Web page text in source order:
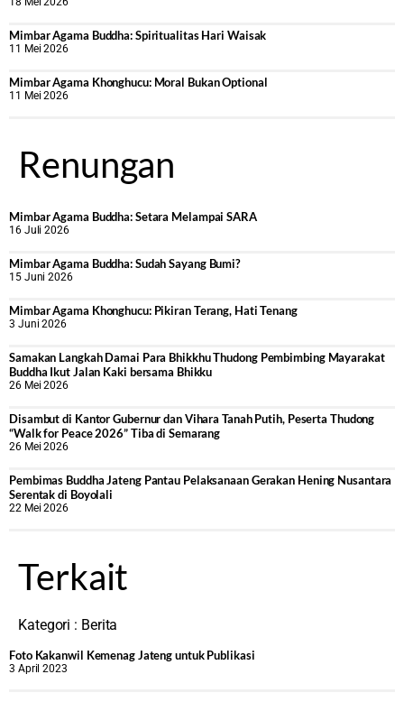
Mimbar Agama Buddha: Spiritualitas Hari Waisak
11 Mei 2026
Mimbar Agama Khonghucu: Moral Bukan Optional
11 Mei 2026
Renungan
Mimbar Agama Buddha: Setara Melampai SARA
16 Juli 2026
Mimbar Agama Buddha: Sudah Sayang Bumi?
15 Juni 2026
Mimbar Agama Khonghucu: Pikiran Terang, Hati Tenang
3 Juni 2026
Samakan Langkah Damai Para Bhikkhu Thudong Pembimbing Mayarakat
Buddha Ikut Jalan Kaki bersama Bhikku
26 Mei 2026
Disambut di Kantor Gubernur dan Vihara Tanah Putih, Peserta Thudong
“Walk for Peace 2026” Tiba di Semarang
26 Mei 2026
‎Pembimas Buddha Jateng Pantau Pelaksanaan Gerakan Hening Nusantara
Serentak di Boyolali
22 Mei 2026
Terkait
Kategori : Berita
Foto Kakanwil Kemenag Jateng untuk Publikasi
3 April 2023